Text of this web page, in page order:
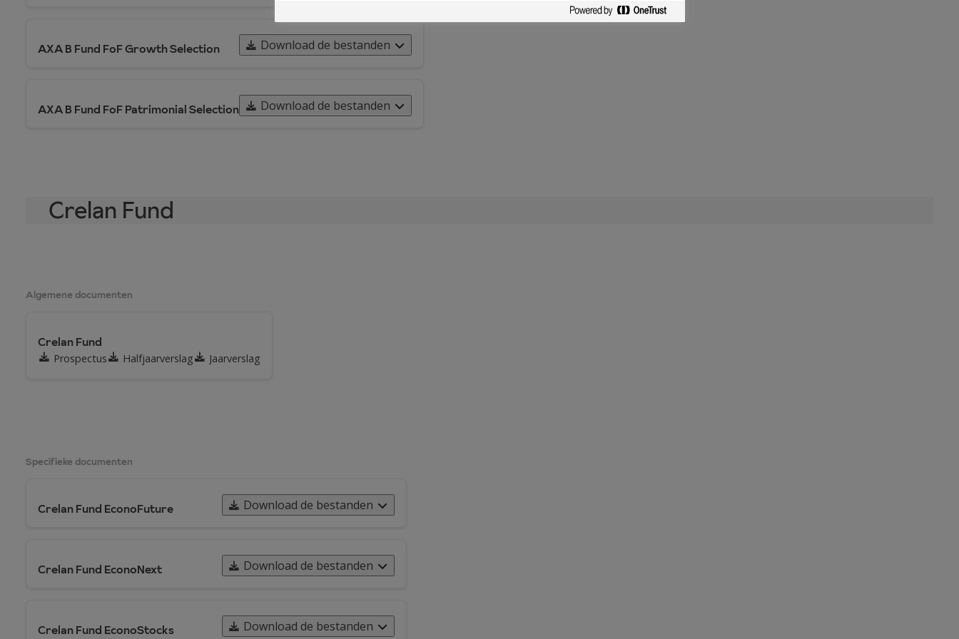
AXA B Fund FoF Growth Selection Download de bestanden
AXA B Fund FoF Patrimonial Selection Download de bestanden
Crelan Fund
Algemene documenten
Crelan Fund
Prospectus
Halfjaarverslag Jaarverslag
Specifieke documenten
Crelan Fund EconoFuture Download de bestanden
Crelan Fund EconoNext Download de bestanden
Crelan Fund EconoStocks Download de bestanden